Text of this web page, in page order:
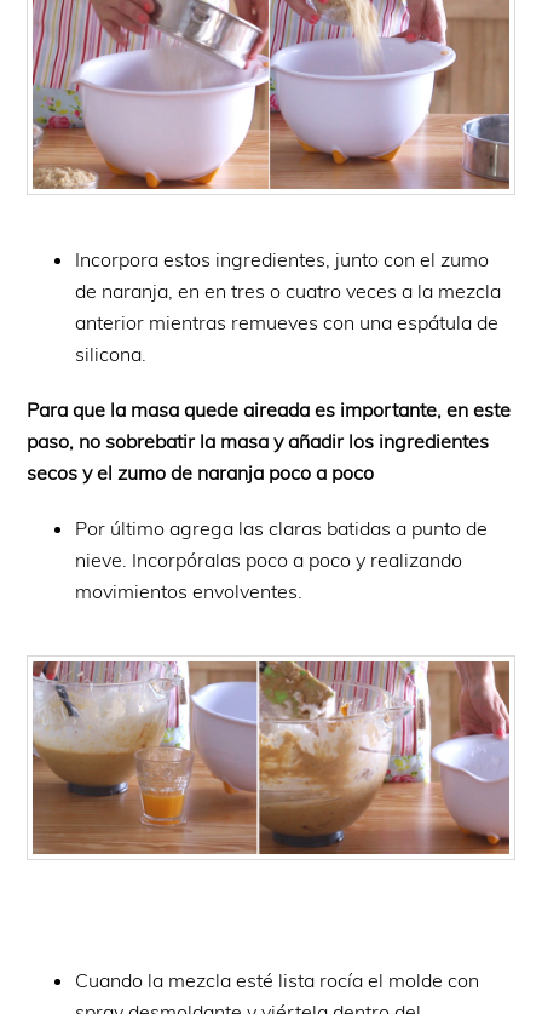
Incorpora estos ingredientes, junto con el zumo
de naranja, en en tres o cuatro veces a la mezcla
anterior mientras remueves con una espátula de
silicona.
Para que la masa quede aireada es importante, en este
paso, no sobrebatir la masa y añadir los ingredientes
secos y el zumo de naranja poco a poco
Por último agrega las claras batidas a punto de
nieve. Incorpóralas poco a poco y realizando
movimientos envolventes.
Cuando la mezcla esté lista rocía el molde con